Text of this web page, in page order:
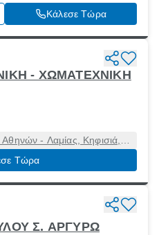
Κάλεσε Τώρα
- ΧΩΜΑΤΕΧΝΙΚΗ
- Λαμίας, Κηφισιά,
14561
Τώρα
Σ. ΑΡΓΥΡΩ